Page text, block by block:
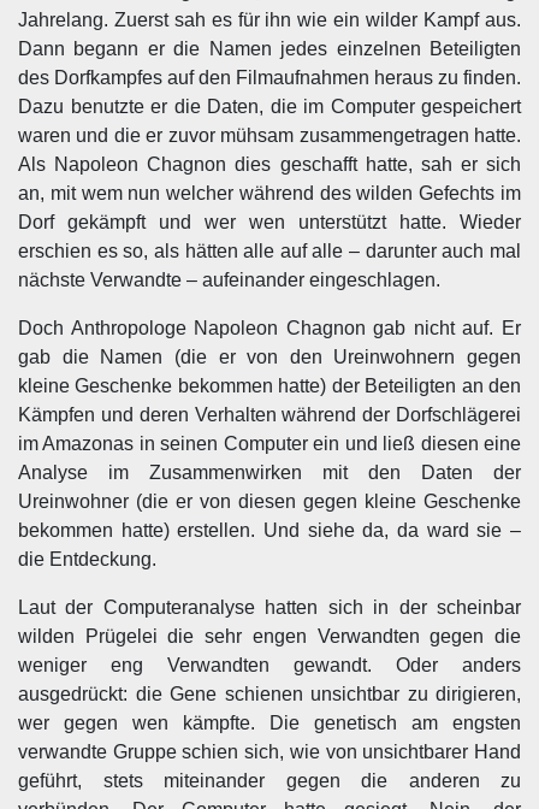
Jahrelang. Zuerst sah es für ihn wie ein wilder Kampf aus.
Dann begann er die Namen jedes einzelnen Beteiligten
des Dorfkampfes auf den Filmaufnahmen heraus zu finden.
Dazu benutzte er die Daten, die im Computer gespeichert
waren und die er zuvor mühsam zusammengetragen hatte.
Als Napoleon Chagnon dies geschafft hatte, sah er sich
an, mit wem nun welcher während des wilden Gefechts im
Dorf gekämpft und wer wen unterstützt hatte. Wieder
erschien es so, als hätten alle auf alle – darunter auch mal
nächste Verwandte – aufeinander eingeschlagen.
Doch Anthropologe Napoleon Chagnon gab nicht auf. Er
gab die Namen (die er von den Ureinwohnern gegen
kleine Geschenke bekommen hatte) der Beteiligten an den
Kämpfen und deren Verhalten während der Dorfschlägerei
im Amazonas in seinen Computer ein und ließ diesen eine
Analyse im Zusammenwirken mit den Daten der
Ureinwohner (die er von diesen gegen kleine Geschenke
bekommen hatte) erstellen. Und siehe da, da ward sie –
die Entdeckung.
Laut der Computeranalyse hatten sich in der scheinbar
wilden Prügelei die sehr engen Verwandten gegen die
weniger eng Verwandten gewandt. Oder anders
ausgedrückt: die Gene schienen unsichtbar zu dirigieren,
wer gegen wen kämpfte. Die genetisch am engsten
verwandte Gruppe schien sich, wie von unsichtbarer Hand
geführt, stets miteinander gegen die anderen zu